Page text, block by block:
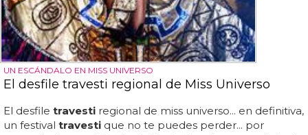
UN ESCÁNDALO EN MISS UNIVERSO
El desfile travesti regional de Miss Universo
El desfile travesti regional de miss universo... en definitiva,
un festival travesti que no te puedes perder... por